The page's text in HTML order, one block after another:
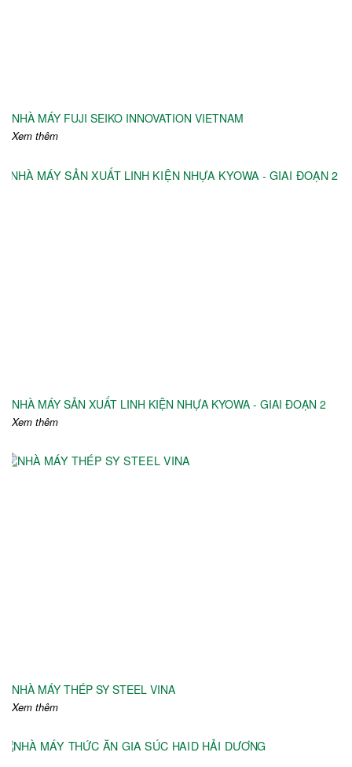
NHÀ MÁY FUJI SEIKO INNOVATION VIETNAM
Xem thêm
NHÀ MÁY SẢN XUẤT LINH KIỆN NHỰA KYOWA - GIAI ĐOẠN 2
Xem thêm
NHÀ MÁY THÉP SY STEEL VINA
Xem thêm